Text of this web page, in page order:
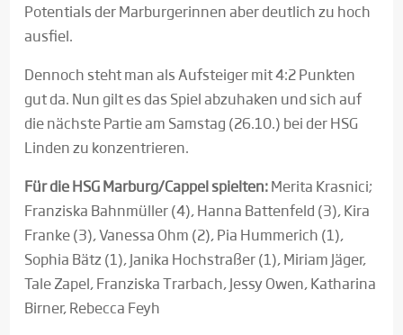
Potentials der Marburgerinnen aber deutlich zu hoch
ausfiel.
Dennoch steht man als Aufsteiger mit 4:2 Punkten
gut da. Nun gilt es das Spiel abzuhaken und sich auf
die nächste Partie am Samstag (26.10.) bei der HSG
Linden zu konzentrieren.
Für die HSG Marburg/Cappel spielten:Merita Krasnici;
Franziska Bahnmüller (4), Hanna Battenfeld (3), Kira
Franke (3), Vanessa Ohm (2), Pia Hummerich (1),
Sophia Bätz (1), Janika Hochstraßer (1), Miriam Jäger,
Tale Zapel, Franziska Trarbach, Jessy Owen, Katharina
Birner, Rebecca Feyh